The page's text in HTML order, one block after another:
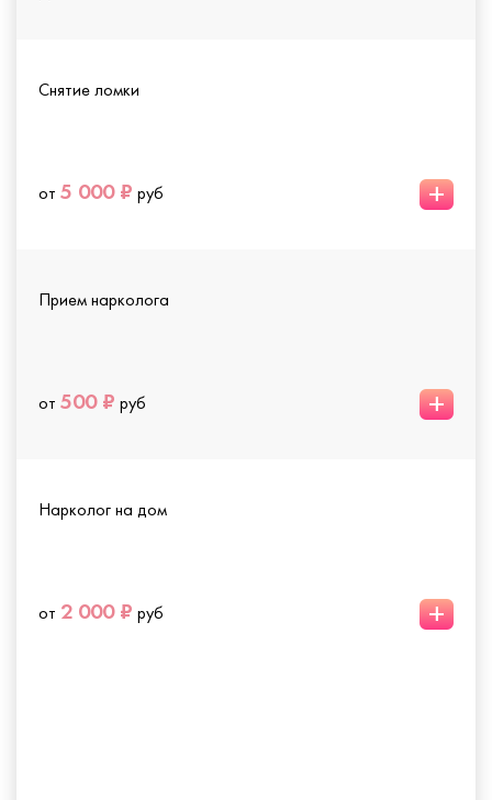
Снятие ломки
от 5 000 ₽ руб +
Прием нарколога
от 500 ₽ руб +
Нарколог на дом
от 2 000 ₽ руб +